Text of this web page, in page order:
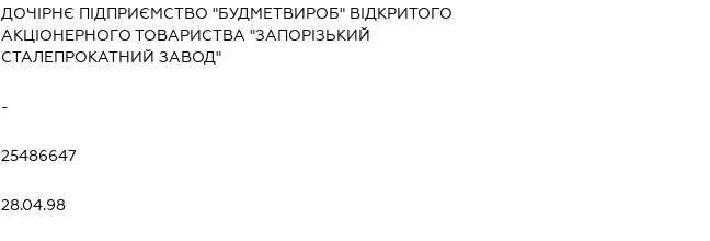
ДОЧІРНЄ ПІДПРИЄМСТВО "БУДМЕТВИРОБ" ВІДКРИТОГО
АКЦІОНЕРНОГО ТОВАРИСТВА "ЗАПОРІЗЬКИЙ
СТАЛЕПРОКАТНИЙ ЗАВОД"
-
25486647
28.04.98